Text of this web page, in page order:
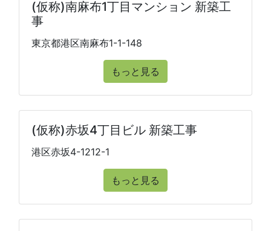
(仮称)南麻布1丁目マンション 新築工
事
東京都港区南麻布1-1-148
もっと見る
(仮称)赤坂4丁目ビル 新築工事
港区赤坂4-1212-1
もっと見る